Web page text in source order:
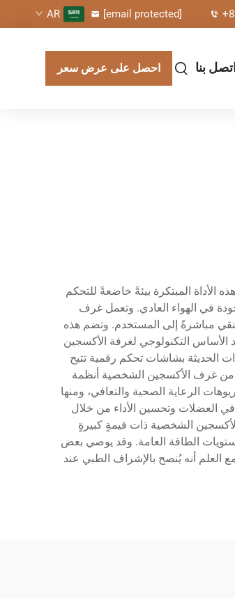
[email protected]
AR
اتصل بنا احصل على عرض سعر
المبتكرة بيئةً خاضعةً للتحكم
مركزٍ، تتراوح تركيزاته عادةً بين ٩٠٪ و٩٥٪ أكسجين نقي، مقارنةً بالنسبة القياسية البالغة ٢١٪ الموجودة في الهواء العادي. وتعمل غرف
مباشرةً إلى المستخدم. وتضم هذه
التكنولوجي لغرفة الأكسجين
الحديثة بشاشات تحكم رقمية تتيح
من غرف الأكسجين الشخصية أنظمة
الرعاية الصحية والتعافي، ومنها
العضلات وتحسين الأداء من خلال
الشخصية ذات قيمةٍ كبيرةٍ
الطاقة العامة. وقد يوصي بعض
العلم أنه يُنصح بالإشراف الطبي عند